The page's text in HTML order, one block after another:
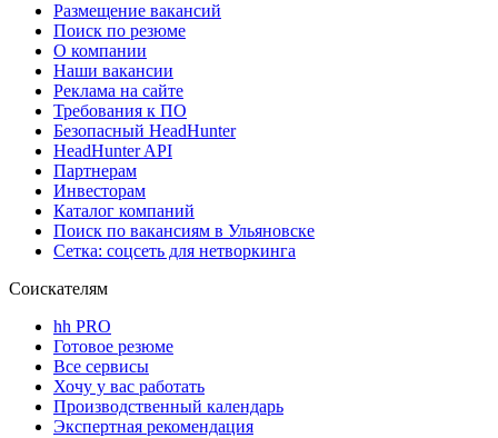
Размещение вакансий
Поиск по резюме
О компании
Наши вакансии
Реклама на сайте
Требования к ПО
Безопасный HeadHunter
HeadHunter API
Партнерам
Инвесторам
Каталог компаний
Поиск по вакансиям в Ульяновске
Сетка: соцсеть для нетворкинга
Соискателям
hh PRO
Готовое резюме
Все сервисы
Хочу у вас работать
Производственный календарь
Экспертная рекомендация